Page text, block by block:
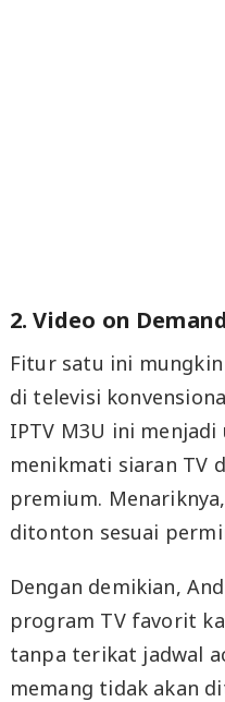
2. Video on Demand
Fitur satu ini
di televisi
IPTV M3U ini
menikmati siaran TV
premium.
ditonton sesuai
Dengan demikian,
program TV favorit
tanpa terikat jadwal
memang tidak akan